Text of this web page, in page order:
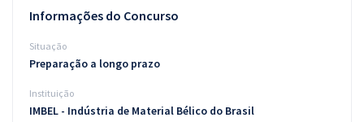
Questões grátis
Conteúdo gratuito
Aprovados
Informações do Concurso
Situação
Preparação a longo prazo
Instituição
IMBEL - Indústria de Material Bélico do Brasil